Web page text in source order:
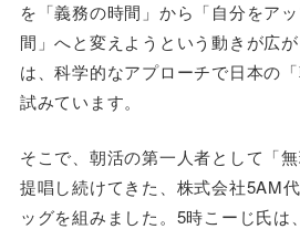
を「義務の時間」から「自分をア
間」へと変えようという動きが広
は、科学的なアプローチで日本の
試みています。
そこで、朝活の第一人者として「
提唱し続けてきた、株式会社5AM
ッグを組みました。5時こーじ氏は